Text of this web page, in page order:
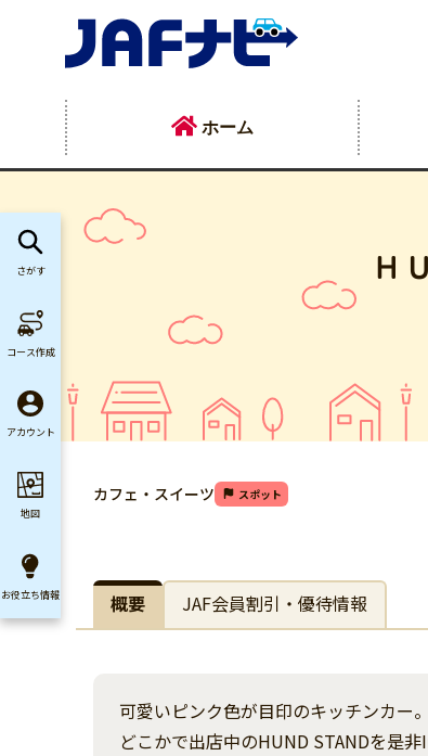
ホーム
Ｈ
カフェ・スイーツ スポット
概要 JAF会員割引・優待情報
可愛いピンク色が目印のキッチンカー
どこかで出店中のHUND STANDを是
さがす
コース作成
アカウント
地図
お役立ち情報